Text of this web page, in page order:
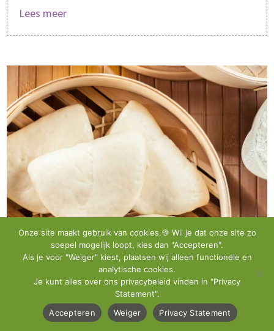
Lees meer
BAO BUNS MET VEGA KIPSTUKJES, PREI EN
KORIANDER
Onze site maakt gebruik van cookies.🍪 Wil je dat onze site zo
soepel mogelijk loopt, kies dan "Accepteren".
Als je voor "Weiger" kiest, plaatsen wij alleen functionele en
analytische cookies.
Je kunt alles over ons privacybeleid vinden in "Privacy
Statement".
Accepteren
Weiger Privacy Statement